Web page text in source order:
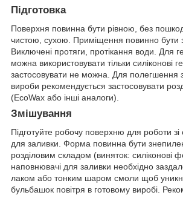
Підготовка
Поверхня повинна бути рівною, без
чистою, сухою. Приміщення повинно бути
Виключені протяги, протікання води. Для
можна використовувати тільки силіконові
застосовувати не можна. Для полегшення
вироби рекомендується застосовувати
(EcoWax або інші аналоги).
Змішування
Підготуйте робочу поверхню для роботи
для заливки. Форма повинна бути
розділовим складом (виняток: силіконові
наповнювачі для заливки необхідно
лаком або тонким шаром смоли щоб
бульбашок повітря в готовому виробі.